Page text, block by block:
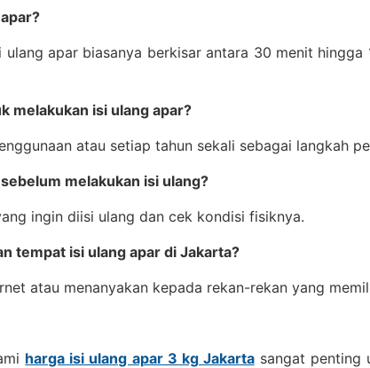
apar biasanya berkisar antara 30 menit
melakukan isi ulang apar?
atau setiap tahun sekali sebagai langkah
melakukan isi ulang?
ingin diisi ulang dan cek kondisi fisiknya.
tempat isi ulang apar di Jakarta?
atau menanyakan kepada rekan-rekan yang
harga isi ulang apar 3 kg Jakartasangat penting